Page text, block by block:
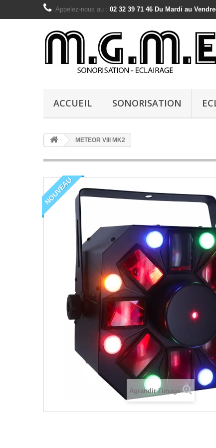
Appelez-nous au : 02 32 39 71 46 Du Mardi au
ACCUEIL SONORISATION
METEOR VIII MK2
NOUVEAU
Agrandir l'image